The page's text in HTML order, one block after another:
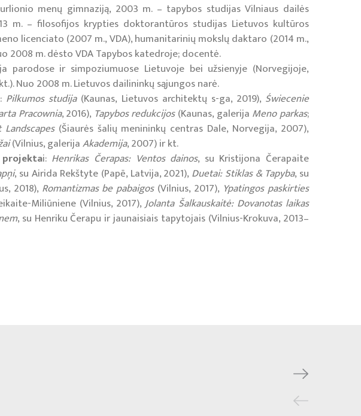
menų gimnaziją, 2003 m. – tapybos studijas Vilniaus dailės
m. – filosofijos krypties doktorantūros studijas Lietuvos kultūros
licenciato (2007 m., VDA), humanitarinių mokslų daktaro (2014 m.,
2008 m. dėsto VDA Tapybos katedroje; docentė.
parodose ir simpoziumuose Lietuvoje bei užsienyje (Norvegijoje,
Nuo 2008 m. Lietuvos dailininkų sąjungos narė.
: Pilkumos studija(Kaunas, Lietuvos architektų s-ga, 2019), Świecenie
Pracownia, 2016), Tapybos redukcijos(Kaunas, galerija Meno parkas;
(Šiaurės šalių menininkų centras Dale, Norvegija, 2007),
(Vilnius, galerijaAkademija, 2007) ir kt.
i: Henrikas Čerapas: Ventos dainos, su Kristijona Čerapaite
, su Airida Rekštyte (Papē, Latvija, 2021), Duetai: Stiklas & Tapyba, su
2018), Romantizmas be pabaigos(Vilnius, 2017), Ypatingos paskirties
Miliūniene (Vilnius, 2017),Jolanta Šalkauskaitė: Dovanotas laikas
, su Henriku Čerapu ir jaunaisiais tapytojais (Vilnius-Krokuva, 2013–